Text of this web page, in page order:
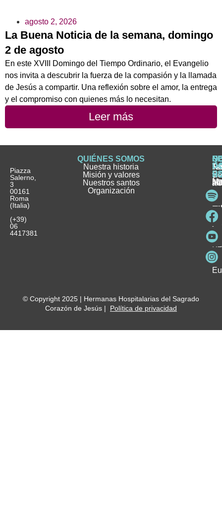
agosto 2, 2026
La Buena Noticia de la semana, domingo
2 de agosto
En este XVIII Domingo del Tiempo Ordinario, el Evangelio
nos invita a descubrir la fuerza de la compasión y la llamada
de Jesús a compartir. Una reflexión sobre el amor, la entrega
y el compromiso con quienes más lo necesitan.
Leer más
Piazza
Salerno,
3
00161
Roma
(Italia)
(+39)
06
4417381
QUIÉNES SOMOS
Nuestra historia
Misión y valores
Nuestros santos
Organización
e
y
y
© Copyright 2025 | Hermanas Hospitalarias del Sagrado
Corazón de Jesús | Política de privacidad